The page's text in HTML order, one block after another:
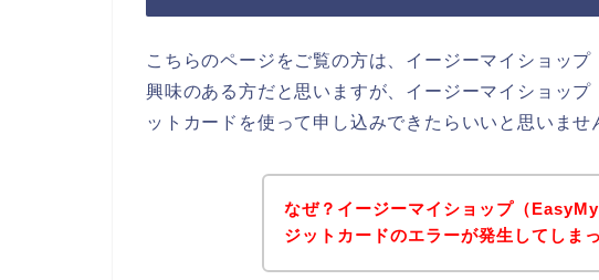
こちらのページをご覧の方は、イージーマイショッ
興味のある方だと思いますが、イージーマイショッ
ットカードを使って申し込みできたらいいと思いませ
なぜ？イージーマイショップ（
ジットカードのエラーが発生してしま